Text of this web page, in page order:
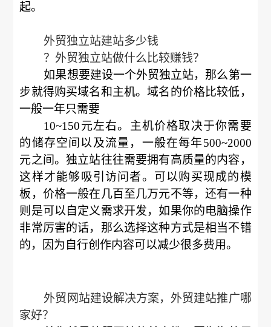
起。
外贸独立站建站多少钱
？外贸独立站做什么比较赚钱？
如果想要建设一个外贸独立站，那么第一
步就得购买域名和主机。域名的价格比较低，
一般一年只需要
10~150元左右。主机价格取决于你需要
的储存空间以及流量，一般在每年500~2000
元之间。独立站往往需要拥有高质量的内容，
这样才能够吸引访问者。可以购买现成的模
板，价格一般在几百至几万元不等，还有一种
则是可以自定义需求开发，如果你的电脑操作
非常厉害的话，那么选择这种方式是相当不错
的，因为自行创作内容可以减少很多费用。
外贸网站建设解决方案，外贸建站推广哪
家好？